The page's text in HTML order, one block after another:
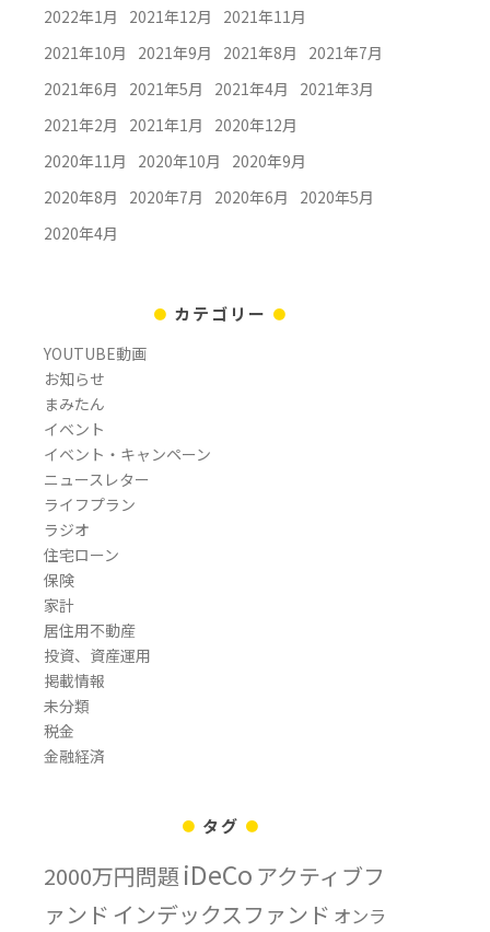
2022年1月 2021年12月
2021年11月
2021年10月
2021年9月 2021年8月
2021年7月
2021年6月
2021年5月 2021年4月
2021年3月
2021年2月
2021年1月
2020年12月
2020年11月
2020年10月
2020年9月
2020年8月
2020年7月 2020年6月
2020年5月
2020年4月
カテゴリー
YOUTUBE動画
お知らせ
まみたん
イベント
イベント・キャンペーン
ニュースレター
ライフプラン
ラジオ
住宅ローン
保険
家計
居住用不動産
投資、資産運用
掲載情報
未分類
税金
金融経済
タグ
2000万円問題 iDeCo アクティブフ
ァンド インデックスファンド オンラ